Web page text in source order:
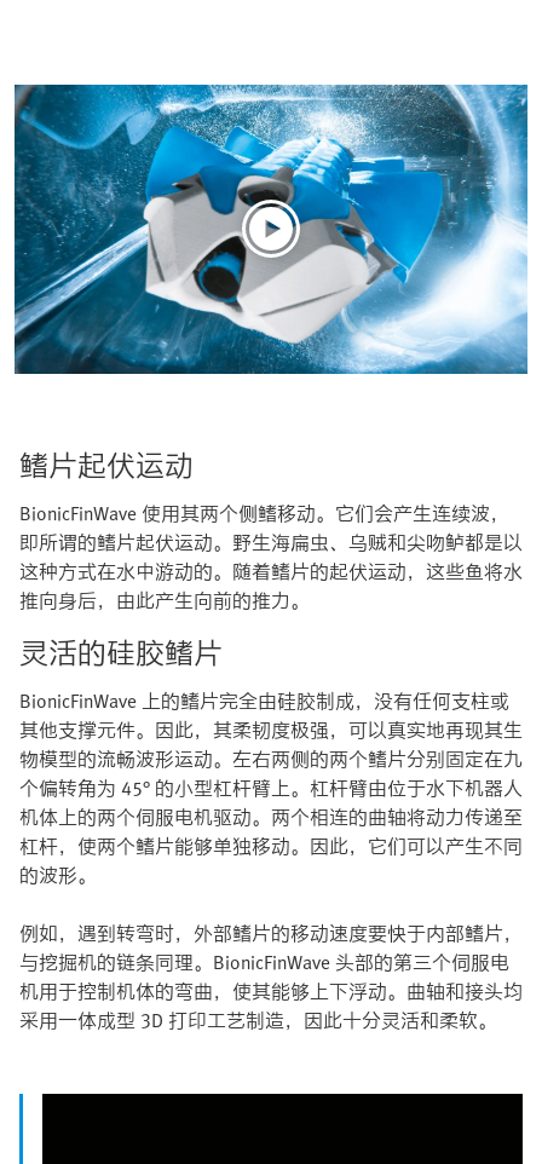
鳍片起伏运动
BionicFinWave 使用其两个侧鳍移动。它们会产生连续波，
即所谓的鳍片起伏运动。野生海扁虫、乌贼和尖吻鲈都是以
这种方式在水中游动的。随着鳍片的起伏运动，这些鱼将水
推向身后，由此产生向前的推力。
灵活的硅胶鳍片
BionicFinWave 上的鳍片完全由硅胶制成，没有任何支柱或
其他支撑元件。因此，其柔韧度极强，可以真实地再现其生
物模型的流畅波形运动。左右两侧的两个鳍片分别固定在九
个偏转角为 45° 的小型杠杆臂上。杠杆臂由位于水下机器人
机体上的两个伺服电机驱动。两个相连的曲轴将动力传递至
杠杆，使两个鳍片能够单独移动。因此，它们可以产生不同
的波形。
例如，遇到转弯时，外部鳍片的移动速度要快于内部鳍片，
与挖掘机的链条同理。BionicFinWave 头部的第三个伺服电
机用于控制机体的弯曲，使其能够上下浮动。曲轴和接头均
采用一体成型 3D 打印工艺制造，因此十分灵活和柔软。